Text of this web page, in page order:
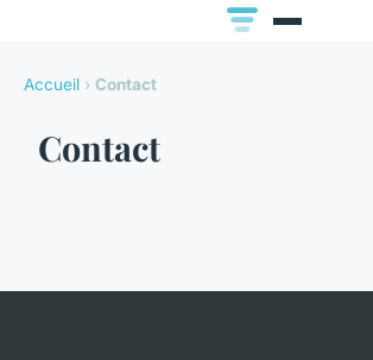
Accueil › Contact
Contact